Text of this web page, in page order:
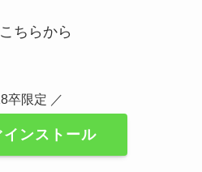
ちらから
卒限定 ／
インストール